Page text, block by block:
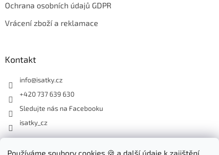
Používáme soubory cookies 🍪 a další údaje k zajištění
Ochrana osobních údajů GDPR
Vrácení zboží a reklamace
Kontakt
info@isatky.cz
+420 737 639 630
Sledujte nás na Facebooku
isatky_cz